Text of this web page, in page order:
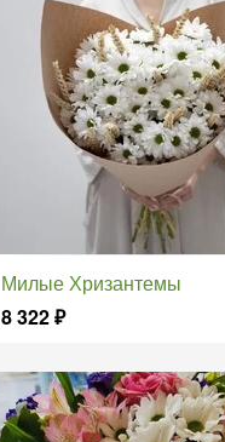
Милые Хризантемы
8 322₽